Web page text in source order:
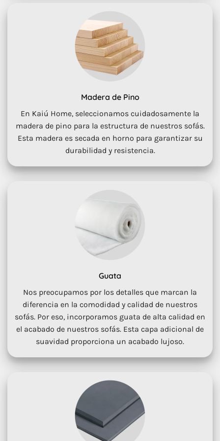
Madera de Pino
En Kaiú Home, seleccionamos cuidadosamente la
madera de pino para la estructura de nuestros sofás.
Esta madera es secada en horno para garantizar su
durabilidad y resistencia.
Guata
Nos preocupamos por los detalles que marcan la
diferencia en la comodidad y calidad de nuestros
sofás. Por eso, incorporamos guata de alta calidad en
el acabado de nuestros sofás. Esta capa adicional de
suavidad proporciona un acabado lujoso.